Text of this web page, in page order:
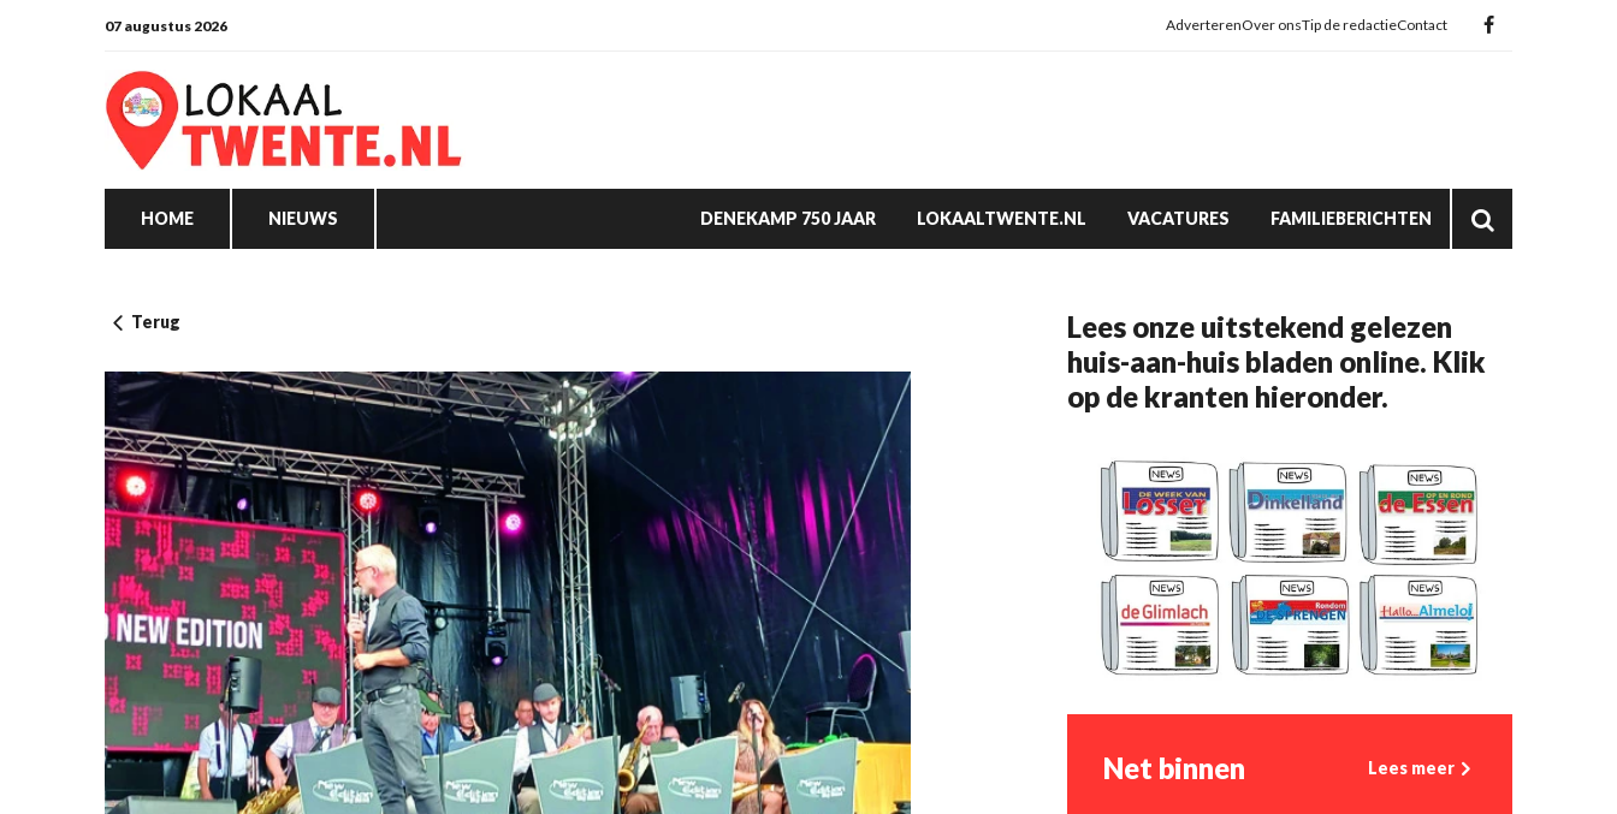
07 augustus 2026 AdverterenOver onsTip de redactieContact
HOME NIEUWS DENEKAMP 750 JAAR LOKAALTWENTE.NL VACATURES FAMILIEBERICHTEN
Terug
Lees onze uitstekend gelezen
huis-aan-huis bladen online. Klik
op de kranten hieronder.
Net binnen Lees meer